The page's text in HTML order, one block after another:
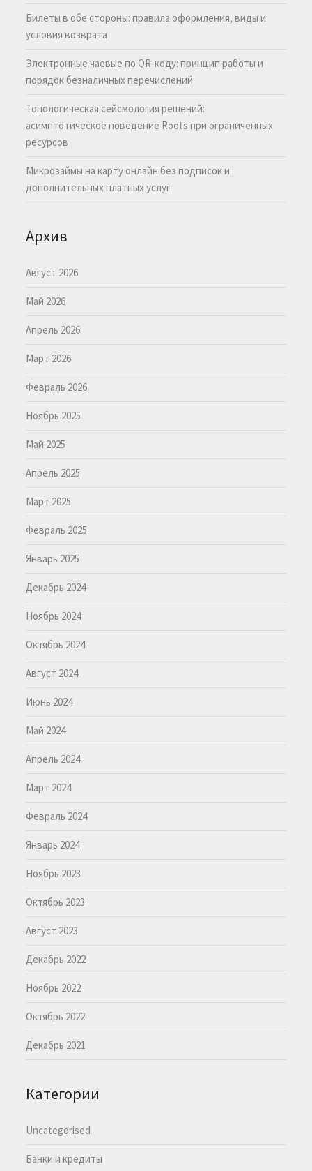
Билеты в обе стороны: правила оформления, виды и
условия возврата
Электронные чаевые по QR-коду: принцип работы и
порядок безналичных перечислений
Топологическая сейсмология решений:
асимптотическое поведение Roots при ограниченных
ресурсов
Микрозаймы на карту онлайн без подписок и
дополнительных платных услуг
Архив
Август 2026
Май 2026
Апрель 2026
Март 2026
Февраль 2026
Ноябрь 2025
Май 2025
Апрель 2025
Март 2025
Февраль 2025
Январь 2025
Декабрь 2024
Ноябрь 2024
Октябрь 2024
Август 2024
Июнь 2024
Май 2024
Апрель 2024
Март 2024
Февраль 2024
Январь 2024
Ноябрь 2023
Октябрь 2023
Август 2023
Декабрь 2022
Ноябрь 2022
Октябрь 2022
Декабрь 2021
Категории
Uncategorised
Банки и кредиты